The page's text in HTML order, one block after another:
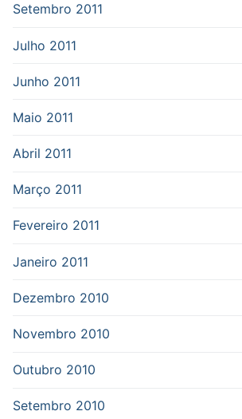
Setembro 2011
Julho 2011
Junho 2011
Maio 2011
Abril 2011
Março 2011
Fevereiro 2011
Janeiro 2011
Dezembro 2010
Novembro 2010
Outubro 2010
Setembro 2010